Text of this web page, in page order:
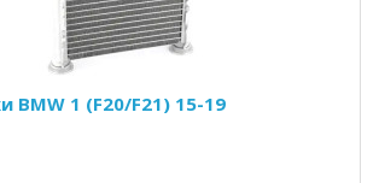
BMW 1 (F20/F21) 15-19